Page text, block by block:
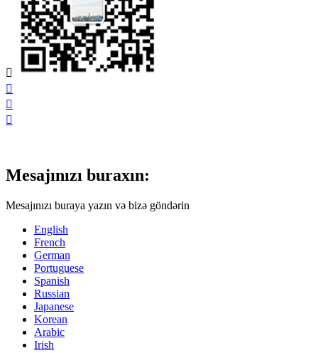




Mesajınızı buraxın:
Mesajınızı buraya yazın və bizə göndərin
English
French
German
Portuguese
Spanish
Russian
Japanese
Korean
Arabic
Irish